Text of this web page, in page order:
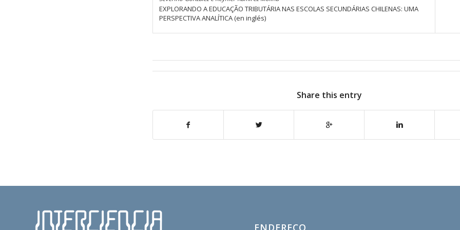
EXPLORANDO A EDUCAÇÃO TRIBUTÁRIA NAS ESCOLAS SECUNDÁRIAS CHILENAS: UMA
PERSPECTIVA ANALÍTICA (en inglés)
Share this entry
ENDEREÇO